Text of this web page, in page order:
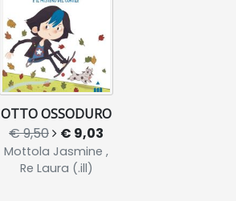
OTTO OSSODURO
€ 9,50 € 9,03
Mottola Jasmine ,
Re Laura (.ill)